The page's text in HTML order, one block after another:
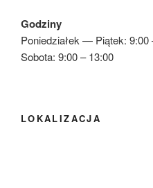
Godziny
Poniedziałek — Piątek: 9:00
Sobota: 9:00 – 13:00
LOKALIZACJA